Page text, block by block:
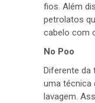
fios. Além
petrolatos
cabelo com
No Poo
Diferente da
uma técnica
lavagem.